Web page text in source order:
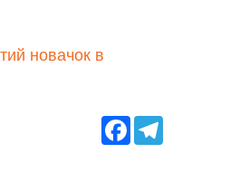
новачок в
Facebook